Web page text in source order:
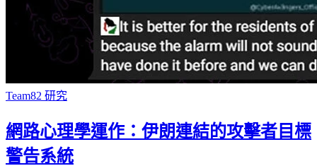
Team82 研究
網路心理學運作：伊朗連結的攻擊者目標
警告系統